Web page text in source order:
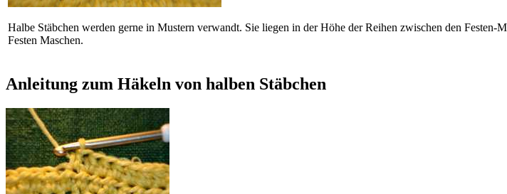
Halbe Stäbchen werden gerne in Mustern verwandt. Sie liegen in der Höhe der Reihen zwischen den
Festen Maschen.
Anleitung zum Häkeln von halben Stäbchen